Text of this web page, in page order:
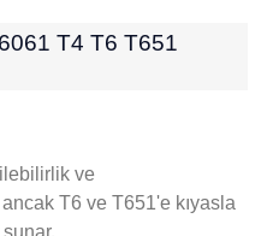
T4 T6 T651
ve
T6 ve T651'e kıyasla